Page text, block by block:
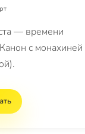
— времени
с монахиней